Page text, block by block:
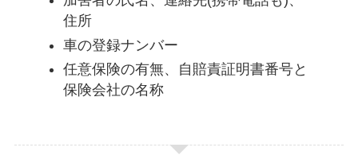
住所
車の登録ナンバー
任意保険の有無、自賠責証明書番号と
保険会社の名称